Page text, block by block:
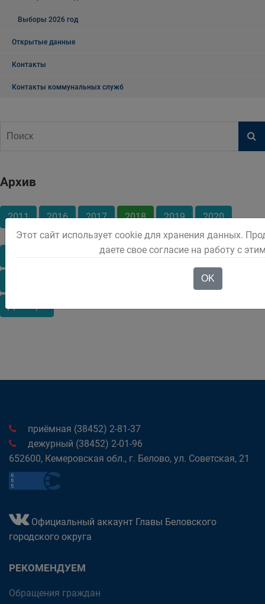
Выборы 2026 год
Открытые данные
Контакты
Контакты коммунальных служб
Архив
2011 2016 2017 2018 2019 2020
Март Апрель Июнь
Ноябрь
приёмная (38452) 2-81-37
дежурный (38452) 2-01-96
652600, Кемеровская обл., г. Белово, ул. Советская, 21
Официальный аккаунт Главы Беловского
городского округа
РЕКОМЕНДУЕМ
Обращения граждан
Этот сайт использует cookie для хранения данных.
даете свое согласие на работу с
OK